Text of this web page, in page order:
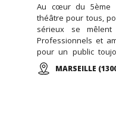
Au cœur du 5ème
théâtre pour tous,
sérieux se
Professionnels et
pour un public
Théâtre toute
MARSEILLE